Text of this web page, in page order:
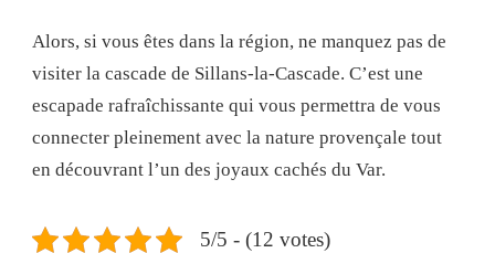
Alors, si vous êtes dans la région, ne manquez pas de
visiter la cascade de Sillans-la-Cascade. C’est une
escapade rafraîchissante qui vous permettra de vous
connecter pleinement avec la nature provençale tout
en découvrant l’un des joyaux cachés du Var.
5/5 - (12 votes)